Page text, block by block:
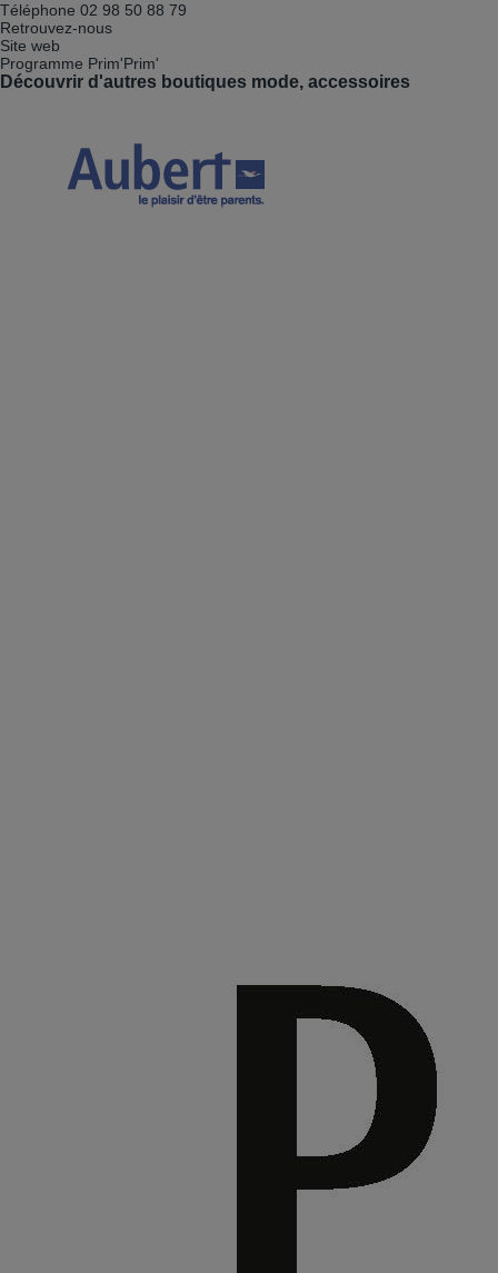
Téléphone 02 98 50 88 79
Retrouvez-nous
Site web
Programme Prim'Prim'
Découvrir d'autres boutiques mode, accessoires